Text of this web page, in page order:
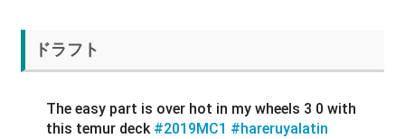
ドラフト
The easy part is over hot in my wheels 3 0 with
this temur deck #2019MC1 #hareruyalatin